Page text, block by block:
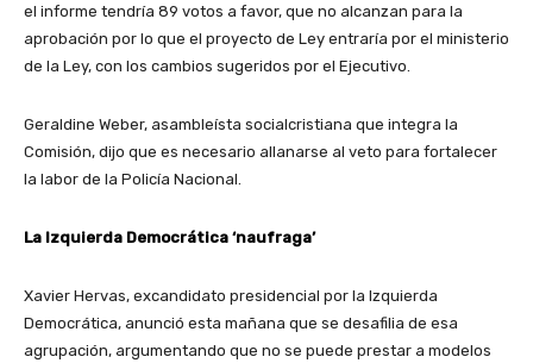
el informe tendría 89 votos a favor, que no alcanzan para la
aprobación por lo que el proyecto de Ley entraría por el ministerio
de la Ley, con los cambios sugeridos por el Ejecutivo.
Geraldine Weber, asambleísta socialcristiana que integra la
Comisión, dijo que es necesario allanarse al veto para fortalecer
la labor de la Policía Nacional.
La Izquierda Democrática ‘naufraga’
Xavier Hervas, excandidato presidencial por la Izquierda
Democrática, anunció esta mañana que se desafilia de esa
agrupación, argumentando que no se puede prestar a modelos